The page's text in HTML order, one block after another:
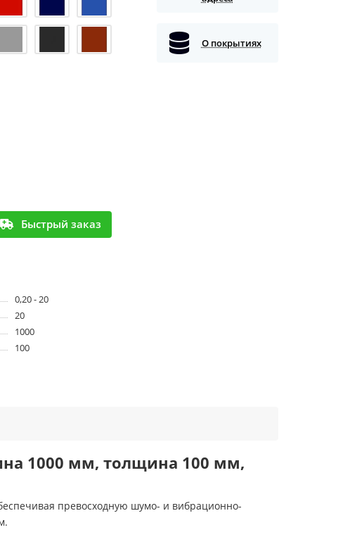
Быстрый заказ
0,20 - 20
20
1000
100
О покрытиях
1000 мм, толщина 100 мм,
превосходную шумо- и вибрационно-